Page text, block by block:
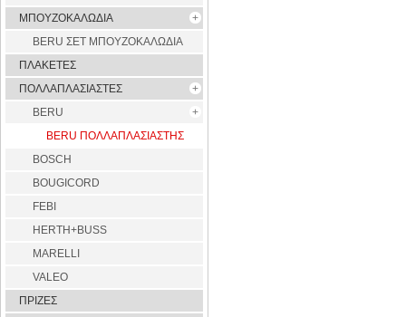
ΜΠΟΥΖΟΚΑΛΩΔΙΑ
BERU ΣΕΤ ΜΠΟΥΖΟΚΑΛΩΔΙΑ
ΠΛΑΚΕΤΕΣ
ΠΟΛΛΑΠΛΑΣΙΑΣΤΕΣ
BERU
BERU ΠΟΛΛΑΠΛΑΣΙΑΣΤΗΣ
BOSCH
BOUGICORD
FEBI
HERTH+BUSS
MARELLI
VALEO
ΠΡΙΖΕΣ